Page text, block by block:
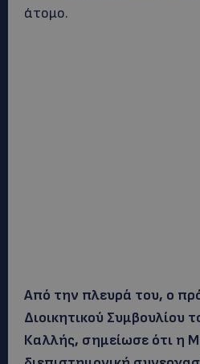
άτομο.
Από την πλευρά του, ο
Διοικητικού Συμβουλίου
Καλλής, σημείωσε ότι η